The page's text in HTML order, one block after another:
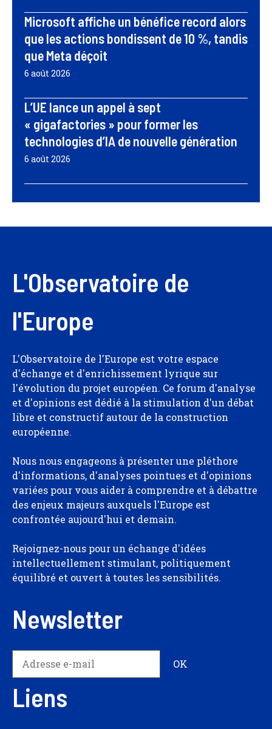
Microsoft affiche un bénéfice record alors
que les actions bondissent de 10 %, tandis
que Meta déçoit
6 août 2026
L’UE lance un appel à sept
« gigafactories » pour former les
technologies d’IA de nouvelle génération
6 août 2026
L'Observatoire de
l'Europe
L'Observatoire de l'Europe est votre espace
d'échange et d'enrichissement lyrique sur
l'évolution du projet européen. Ce forum d'analyse
et d'opinions est dédié à la stimulation d'un débat
libre et constructif autour de la construction
européenne.
Nous nous engageons à présenter une pléthore
d'informations, d'analyses pointues et d'opinions
variées pour vous aider à comprendre et à débattre
des enjeux majeurs auxquels l'Europe est
confrontée aujourd'hui et demain.
Rejoignez-nous pour un échange d'idées
intellectuellement stimulant, politiquement
équilibré et ouvert à toutes les sensibilités.
Newsletter
Liens